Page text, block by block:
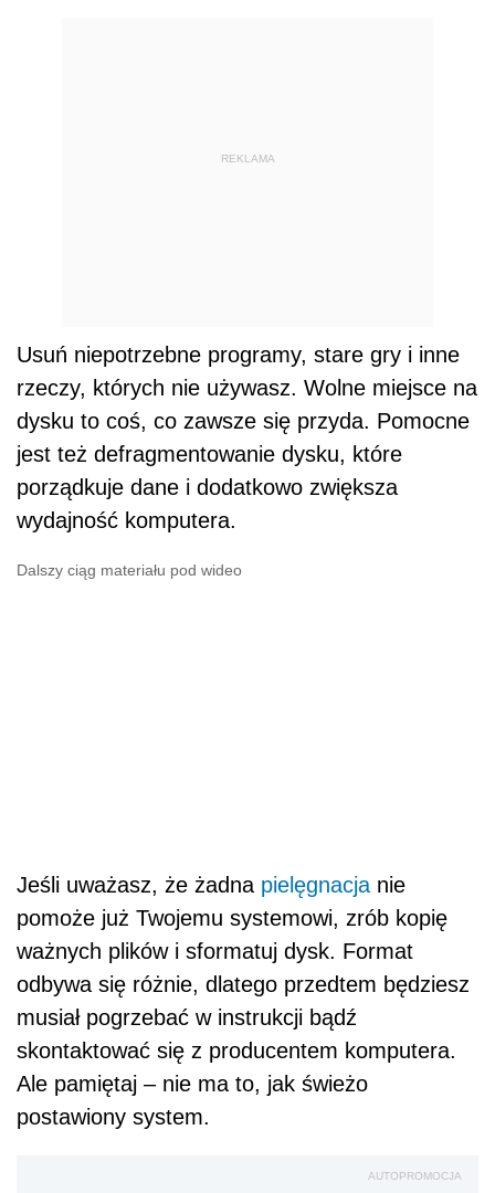
REKLAMA
Usuń niepotrzebne programy, stare gry i inne
rzeczy, których nie używasz. Wolne miejsce na
dysku to coś, co zawsze się przyda. Pomocne
jest też defragmentowanie dysku, które
porządkuje dane i dodatkowo zwiększa
wydajność komputera.
Dalszy ciąg materiału pod wideo
Jeśli uważasz, że żadna pielęgnacja nie
pomoże już Twojemu systemowi, zrób kopię
ważnych plików i sformatuj dysk. Format
odbywa się różnie, dlatego przedtem będziesz
musiał pogrzebać w instrukcji bądź
skontaktować się z producentem komputera.
Ale pamiętaj – nie ma to, jak świeżo
postawiony system.
AUTOPROMOCJA